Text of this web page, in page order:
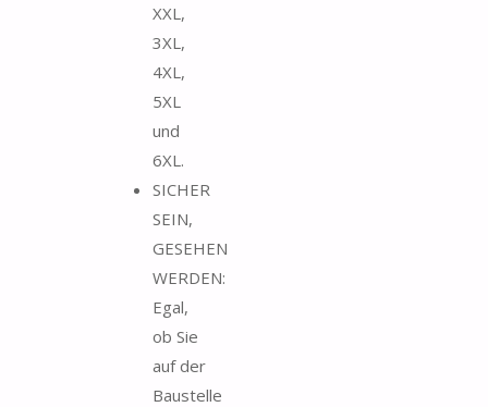
XXL,
3XL,
4XL,
5XL
und
6XL.
SICHER
SEIN,
GESEHEN
WERDEN:
Egal,
ob Sie
auf der
Baustelle